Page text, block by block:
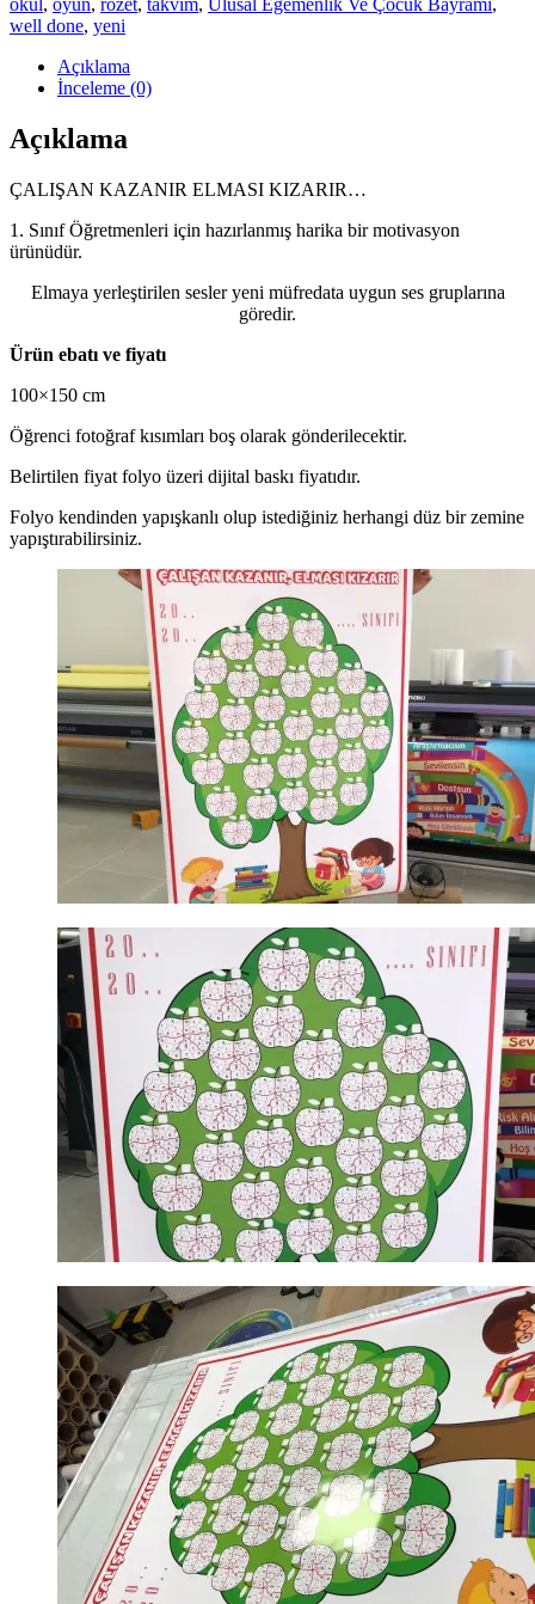
well done, yeni
Açıklama
İnceleme (0)
Açıklama
ÇALIŞAN KAZANIR ELMASI KIZARIR…
1. Sınıf Öğretmenleri için hazırlanmış harika bir motivasyon
ürünüdür.
Elmaya yerleştirilen sesler yeni müfredata uygun ses gruplarına
göredir.
Ürün ebatı ve fiyatı
100×150 cm
Öğrenci fotoğraf kısımları boş olarak gönderilecektir.
Belirtilen fiyat folyo üzeri dijital baskı fiyatıdır.
Folyo kendinden yapışkanlı olup istediğiniz herhangi düz bir zemine
yapıştırabilirsiniz.